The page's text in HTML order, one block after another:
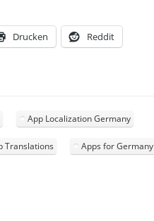
Drucken Reddit
App Localization Germany
Translations Apps for Germany